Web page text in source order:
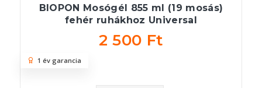
BIOPON Mosógél 855 ml (19 mosás)
fehér ruhákhoz Universal
2 500 Ft
1 év garancia